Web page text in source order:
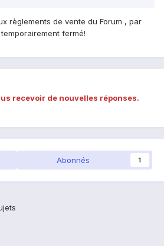
règlements de vente du Forum , par
fermé!
recevoir de nouvelles réponses.
Abonnés 1